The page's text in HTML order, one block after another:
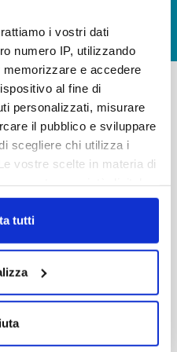
i vostri dati
numero IP, utilizzando
e accedere
al fine di
personalizzati, misurare
il pubblico e sviluppare
scegliere chi utilizza i
vostre scelte in materia di
scelte. È possibile
consenso in qualsiasi
cookie o facendo clic
anche:
sulla tua posizione
tutti
LAVORA CON NOI
-
FAQ
PRIVACY POLICY
COOKIE
WHISTLEBLOWING
CREDITS